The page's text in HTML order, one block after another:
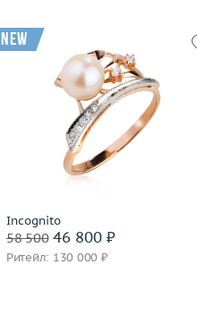
Incognito
58 50046 800 ₽
Ритейл: 130 000 ₽
new
Материал
золото 585 пробы
Подробнее